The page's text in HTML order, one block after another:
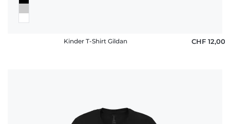
Kinder T-Shirt Gildan CHF 12,00